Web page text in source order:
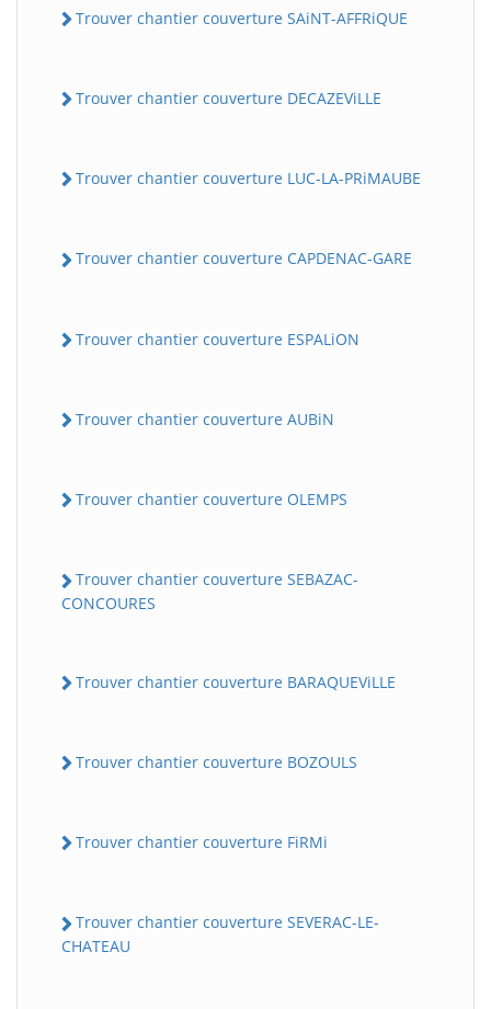
Trouver chantier couverture SAiNT-AFFRiQUE
Trouver chantier couverture DECAZEViLLE
Trouver chantier couverture LUC-LA-PRiMAUBE
Trouver chantier couverture CAPDENAC-GARE
Trouver chantier couverture ESPALiON
Trouver chantier couverture AUBiN
Trouver chantier couverture OLEMPS
Trouver chantier couverture SEBAZAC-
CONCOURES
Trouver chantier couverture BARAQUEViLLE
Trouver chantier couverture BOZOULS
Trouver chantier couverture FiRMi
Trouver chantier couverture SEVERAC-LE-
CHATEAU